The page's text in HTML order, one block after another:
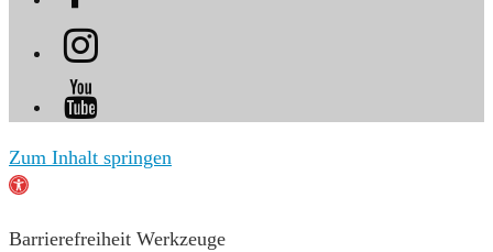
Zum Inhalt springen
Werkzeugleiste
Barrierefreiheit Werkzeuge